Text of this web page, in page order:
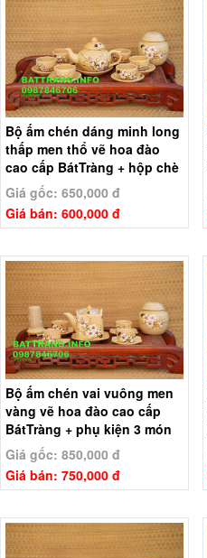
Bộ ấm chén dáng minh long
thấp men thổ vẽ hoa đào
cao cấp BátTràng + hộp chè
Giá gốc: 650,000 đ
Giá bán: 600,000 đ
Bộ ấm chén vai vuông men
vàng vẽ hoa đào cao cấp
BátTràng + phụ kiện 3 món
Giá gốc: 850,000 đ
Giá bán: 750,000 đ